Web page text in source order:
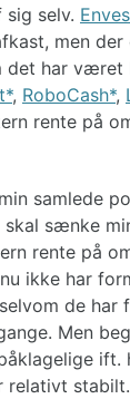
selv.
men
det har
, RoboCash ,
rente på
samlede
sænke
rente på
ikke har
de har
Men
ift.
relativt stabilt.